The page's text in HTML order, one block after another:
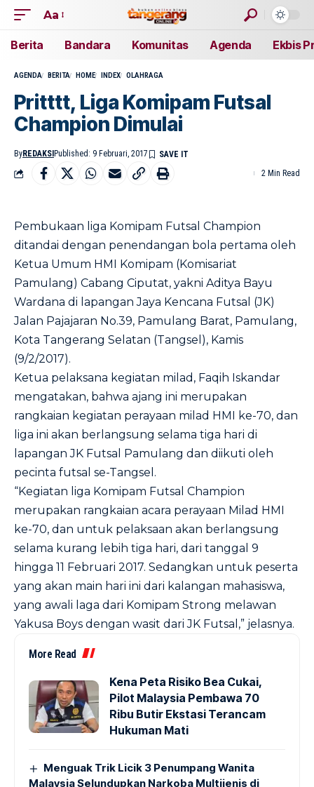
Aa
Berita Bandara Komunitas Agenda Ekbis
AGENDA BERITA HOME INDEX OLAHRAGA
Pritttt, Liga Komipam Futsal
Champion Dimulai
ByREDAKSI Published: 9 Februari, 2017
2 Min Read
Pembukaan liga Komipam Futsal Champion
ditandai dengan penendangan bola pertama oleh
Ketua Umum HMI Komipam (Komisariat
Pamulang) Cabang Ciputat, yakni Aditya Bayu
Wardana di lapangan Jaya Kencana Futsal (JK)
Jalan Pajajaran No.39, Pamulang Barat, Pamulang,
Kota Tangerang Selatan (Tangsel), Kamis
(9/2/2017).
Ketua pelaksana kegiatan milad, Faqih Iskandar
mengatakan, bahwa ajang ini merupakan
rangkaian kegiatan perayaan milad HMI ke-70, dan
liga ini akan berlangsung selama tiga hari di
lapangan JK Futsal Pamulang dan diikuti oleh
pecinta futsal se-Tangsel.
“Kegiatan liga Komipam Futsal Champion
merupakan rangkaian acara perayaan Milad HMI
ke-70, dan untuk pelaksaan akan berlangsung
selama kurang lebih tiga hari, dari tanggal 9
hingga 11 Februari 2017. Sedangkan untuk peserta
yang akan main hari ini dari kalangan mahasiswa,
yang awali laga dari Komipam Strong melawan
Yakusa Boys dengan wasit dari JK Futsal,” jelasnya.
More Read
Kena Peta Risiko Bea Cukai,
Pilot Malaysia Pembawa 70
Ribu Butir Ekstasi Terancam
Hukuman Mati
Menguak Trik Licik 3 Penumpang Wanita
Malaysia Selundupkan Narkoba Multijenis di